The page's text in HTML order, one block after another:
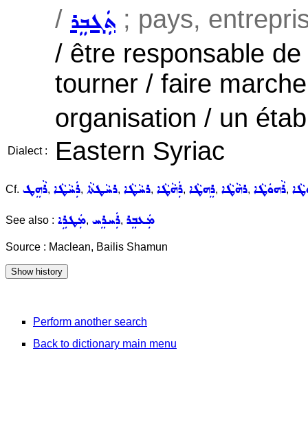
/ ܬܲܓܒܸܪ ; pays,
/ être responsable
tourner / faire
organisation / un
Dialect : Eastern Syriac
Cf. ܪܵܗܸܛ, ܪܲܚܵܛܵܐ, ܪܚܵܛܬܵܐ, ܪܚܵܛܵܐ, ܪܲܗܵܛܵܐ, ܪܸܗܛܵܐ, ܪܗܵܛܵܐ, ܪܵܗܘܿܛܵܐ,
See also : ܡܲܛܪܹܐ, ܪܲܚܪܸܚ, ܡܲܥܒܸܪ
Source : Maclean, Bailis Shamun
Perform another search
Back to dictionary main menu